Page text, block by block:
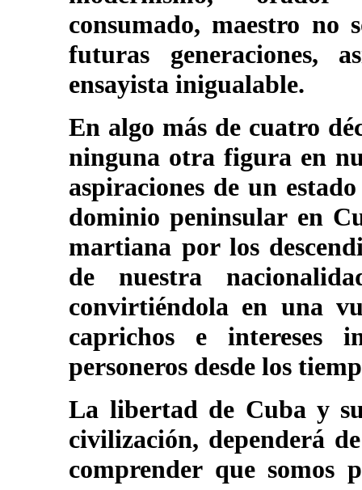
consumado, maestro no
futuras generaciones,
ensayista inigualable.
En algo más de cuatro
ninguna otra figura en
aspiraciones de un
dominio peninsular en
martiana por los
de nuestra
convirtiéndola en una
caprichos e intereses
personeros desde los
La libertad de Cuba y
civilización, dependerá
comprender que